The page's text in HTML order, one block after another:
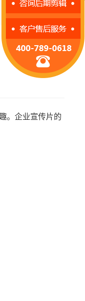
。企业宣传片的